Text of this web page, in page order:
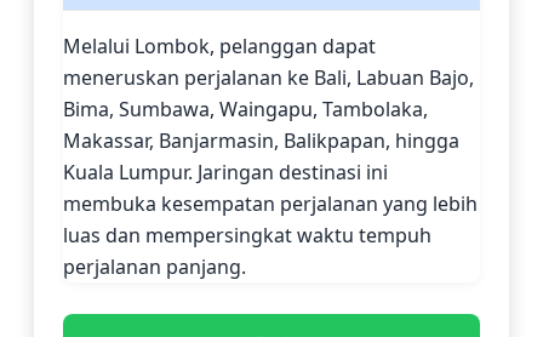
Melalui Lombok, pelanggan dapat
meneruskan perjalanan ke Bali, Labuan Bajo,
Bima, Sumbawa, Waingapu, Tambolaka,
Makassar, Banjarmasin, Balikpapan, hingga
Kuala Lumpur. Jaringan destinasi ini
membuka kesempatan perjalanan yang lebih
luas dan mempersingkat waktu tempuh
perjalanan panjang.